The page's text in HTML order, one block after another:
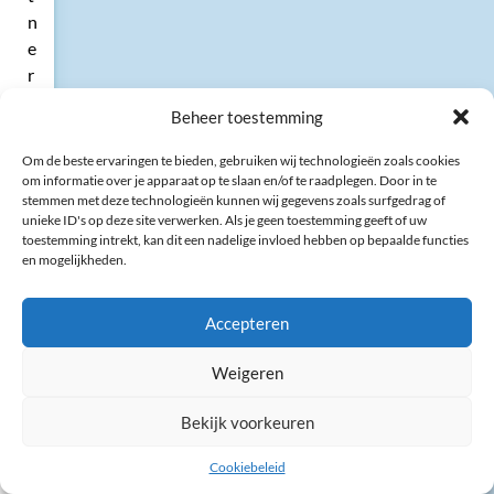
Beheer toestemming
Om de beste ervaringen te bieden, gebruiken wij technologieën zoals cookies
om informatie over je apparaat op te slaan en/of te raadplegen. Door in te
stemmen met deze technologieën kunnen wij gegevens zoals surfgedrag of
unieke ID's op deze site verwerken. Als je geen toestemming geeft of uw
toestemming intrekt, kan dit een nadelige invloed hebben op bepaalde functies
en mogelijkheden.
Accepteren
Weigeren
Bekijk voorkeuren
Cookiebeleid
n
e
r
d
i
e
n
d